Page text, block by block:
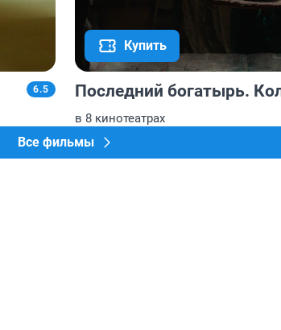
6.5
Купить
Последний богатырь.
в 8 кинотеатрах
Все фильмы